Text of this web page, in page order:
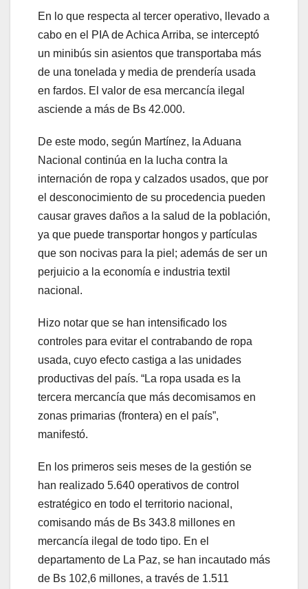
En lo que respecta al tercer operativo, llevado a
cabo en el PIA de Achica Arriba, se interceptó
un minibús sin asientos que transportaba más
de una tonelada y media de prendería usada
en fardos. El valor de esa mercancía ilegal
asciende a más de Bs 42.000.
De este modo, según Martínez, la Aduana
Nacional continúa en la lucha contra la
internación de ropa y calzados usados, que por
el desconocimiento de su procedencia pueden
causar graves daños a la salud de la población,
ya que puede transportar hongos y partículas
que son nocivas para la piel; además de ser un
perjuicio a la economía e industria textil
nacional.
Hizo notar que se han intensificado los
controles para evitar el contrabando de ropa
usada, cuyo efecto castiga a las unidades
productivas del país. “La ropa usada es la
tercera mercancía que más decomisamos en
zonas primarias (frontera) en el país”,
manifestó.
En los primeros seis meses de la gestión se
han realizado 5.640 operativos de control
estratégico en todo el territorio nacional,
comisando más de Bs 343.8 millones en
mercancía ilegal de todo tipo. En el
departamento de La Paz, se han incautado más
de Bs 102,6 millones, a través de 1.511